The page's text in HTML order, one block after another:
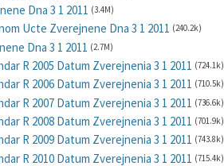
Dna 3 1 2011 (3.4M)
Ucte Zverejnene Dna 3 1 2011 (240.2k)
Dna 3 1 2011 (2.7M)
R 2005 Datum Zverejnenia 3 1 2011 (724.1k)
R 2006 Datum Zverejnenia 3 1 2011 (710.5k)
R 2007 Datum Zverejnenia 3 1 2011 (736.6k)
R 2008 Datum Zverejnenia 3 1 2011 (701.9k)
R 2009 Datum Zverejnenia 3 1 2011 (743.8k)
R 2010 Datum Zverejnenia 3 1 2011 (715.4k)